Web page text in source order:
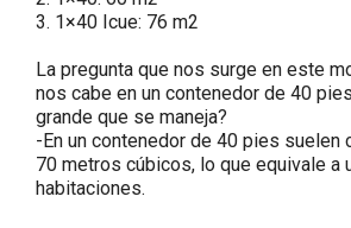
3. 1×40 Icue: 76 m2
La pregunta que nos surge en este
nos cabe en un contenedor de 40
grande que se maneja?
-En un contenedor de 40 pies suelen
70 metros cúbicos, lo que equivale a
habitaciones.